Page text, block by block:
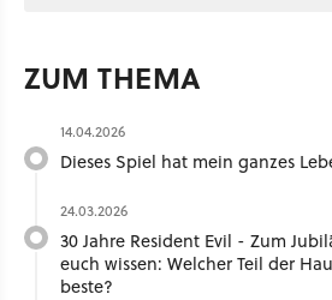
ZUM THEMA
14.04.2026
Dieses Spiel hat mein ganzes
24.03.2026
30 Jahre Resident Evil - Zum
euch wissen: Welcher Teil der
beste?